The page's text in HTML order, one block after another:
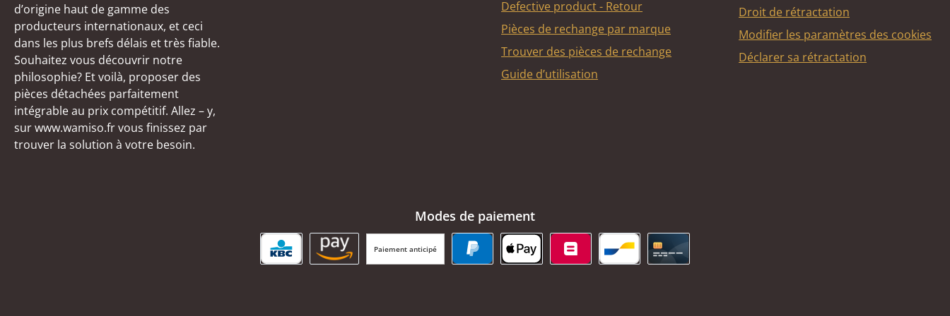
d’origine haut de gamme des
producteurs internationaux, et ceci
dans les plus brefs délais et très fiable.
Souhaitez vous découvrir notre
philosophie? Et voilà, proposer des
pièces détachées parfaitement
intégrable au prix compétitif. Allez – y,
sur www.wamiso.fr vous finissez par
trouver la solution à votre besoin.
Defective product - Retour
Pièces de rechange par marque
Trouver des pièces de rechange
Guide d’utilisation
Droit de rétractation
Modifier les paramètres des cookies
Déclarer sa rétractation
Modes de paiement
Paiement anticipé